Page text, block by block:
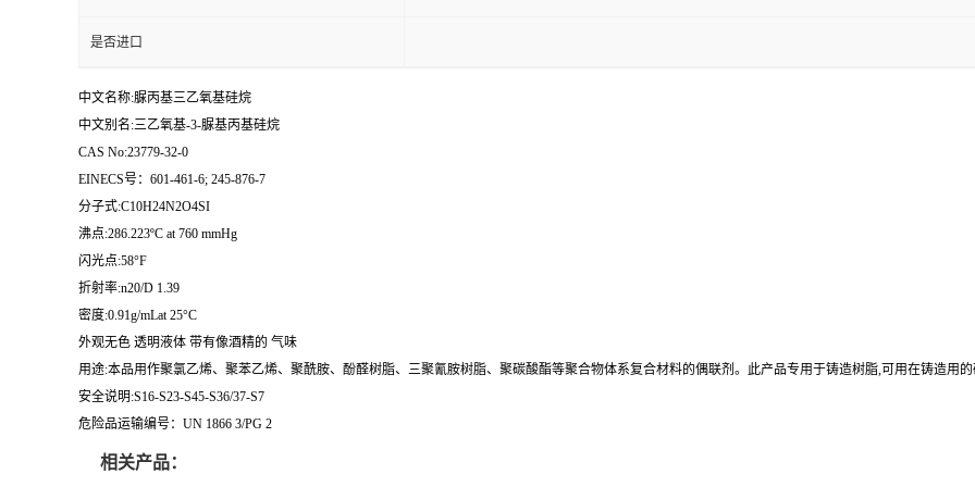
是否进口
中文名称:脲丙基三乙氧基硅烷
中文别名:三乙氧基-3-脲基丙基硅烷
CAS No:23779-32-0
EINECS号：601-461-6; 245-876-7
分子式:C10H24N2O4SI
沸点:286.223ºC at 760 mmHg
闪光点:58°F
折射率:n20/D 1.39
密度:0.91g/mLat 25°C
外观无色 透明液体 带有像酒精的 气味
用途:本品用作聚氯乙烯、聚苯乙烯、聚酰胺、酚醛树脂、三聚氰胺树脂、聚碳酸酯等聚合物体系复合材料的偶联剂。此产品专用于铸造树脂,可用在铸造用的
安全说明:S16-S23-S45-S36/37-S7
危险品运输编号：UN 1866 3/PG 2
相关产品：